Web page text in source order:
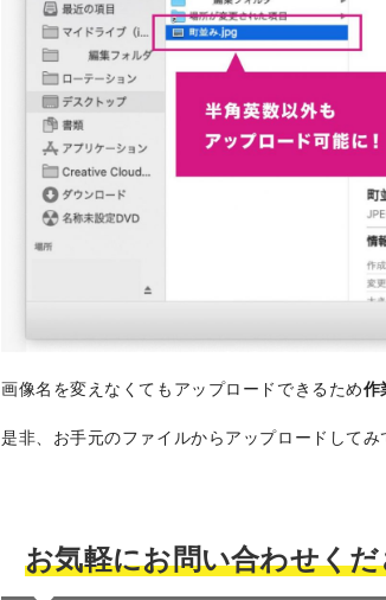
画像名を変えなくてもアップロードできるため作
是非、お手元のファイルからアップロードしてみ
お気軽にお問い合わせく